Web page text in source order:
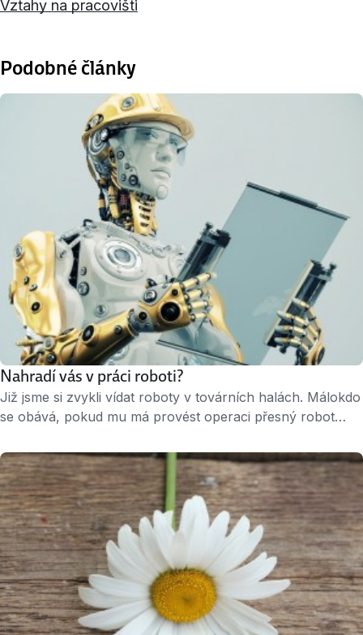
Vztahy na pracovišti
Podobné články
Nahradí vás v práci roboti?
Již jsme si zvykli vídat roboty v továrních halách. Málokdo
se obává, pokud mu má provést operaci přesný robot
těsto. Jak se ale tato nová průmyslová revoluce promítne
do našich zaměstnání? » 3 minuty čtení « ↑ Děkujeme za
životopis, ale vybrali jsme jiného robokandidáta. …